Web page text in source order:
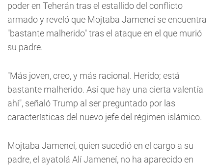
poder en Teherán tras el estallido del conflicto
armado y reveló que Mojtaba Jameneí se encuentra
"bastante malherido" tras el ataque en el que murió
su padre.
"Más joven, creo, y más racional. Herido; está
bastante malherido. Así que hay una cierta valentía
ahí", señaló Trump al ser preguntado por las
características del nuevo jefe del régimen islámico.
Mojtaba Jameneí, quien sucedió en el cargo a su
padre, el ayatolá Alí Jameneí, no ha aparecido en